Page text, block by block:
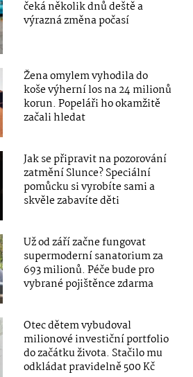
čeká několik dnů deště a
výrazná změna počasí
Žena omylem vyhodila do
koše výherní los na 24 milionů
korun. Popeláři ho okamžitě
začali hledat
Jak se připravit na pozorování
zatmění Slunce? Speciální
pomůcku si vyrobíte sami a
skvěle zabavíte děti
Už od září začne fungovat
supermoderní sanatorium za
693 milionů. Péče bude pro
vybrané pojištěnce zdarma
Otec dětem vybudoval
milionové investiční portfolio
do začátku života. Stačilo mu
odkládat pravidelně 500 Kč